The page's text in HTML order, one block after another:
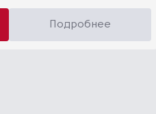
Подробнее